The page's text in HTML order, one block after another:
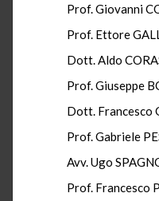
Prof. Giovanni
Prof. Ettore
Dott. Aldo
Prof. Giuseppe
Dott. Francesco
Prof. Gabriele
Avv. Ugo
Prof. Francesco